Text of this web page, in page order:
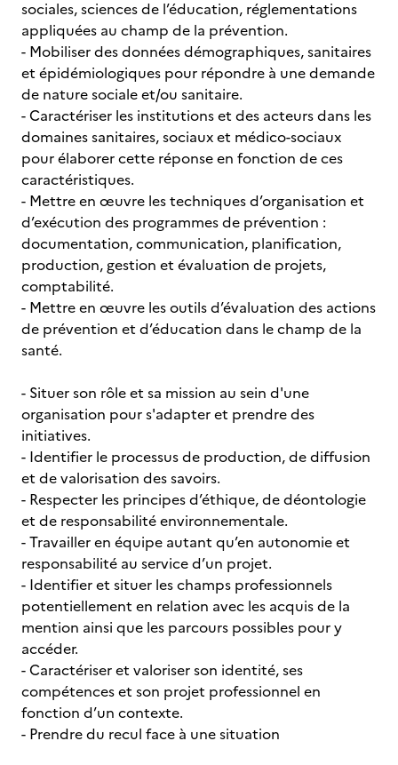
sociales, sciences de l’éducation, réglementations
appliquées au champ de la prévention.
- Mobiliser des données démographiques, sanitaires
et épidémiologiques pour répondre à une demande
de nature sociale et/ou sanitaire.
- Caractériser les institutions et des acteurs dans les
domaines sanitaires, sociaux et médico-sociaux
pour élaborer cette réponse en fonction de ces
caractéristiques.
- Mettre en œuvre les techniques d’organisation et
d’exécution des programmes de prévention :
documentation, communication, planification,
production, gestion et évaluation de projets,
comptabilité.
- Mettre en œuvre les outils d’évaluation des actions
de prévention et d’éducation dans le champ de la
santé.
- Situer son rôle et sa mission au sein d'une
organisation pour s'adapter et prendre des
initiatives.
- Identifier le processus de production, de diffusion
et de valorisation des savoirs.
- Respecter les principes d’éthique, de déontologie
et de responsabilité environnementale.
- Travailler en équipe autant qu’en autonomie et
responsabilité au service d’un projet.
- Identifier et situer les champs professionnels
potentiellement en relation avec les acquis de la
mention ainsi que les parcours possibles pour y
accéder.
- Caractériser et valoriser son identité, ses
compétences et son projet professionnel en
fonction d’un contexte.
- Prendre du recul face à une situation